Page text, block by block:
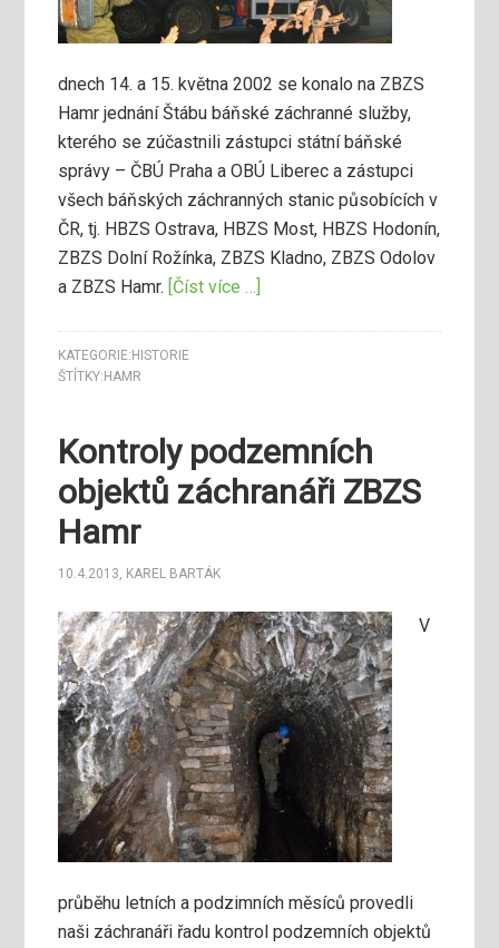
dnech 14. a 15. května 2002 se konalo na ZBZS
Hamr jednání Štábu báňské záchranné služby,
kterého se zúčastnili zástupci státní báňské
správy – ČBÚ Praha a OBÚ Liberec a zástupci
všech báňských záchranných stanic působících v
ČR, tj. HBZS Ostrava, HBZS Most, HBZS Hodonín,
ZBZS Dolní Rožínka, ZBZS Kladno, ZBZS Odolov
a ZBZS Hamr. [Číst více …]
KATEGORIE: HISTORIE
ŠTÍTKY: HAMR
Kontroly podzemních
objektů záchranáři ZBZS
Hamr
10.4.2013, KAREL BARTÁK
V
průběhu letních a podzimních měsíců provedli
naši záchranáři řadu kontrol podzemních objektů